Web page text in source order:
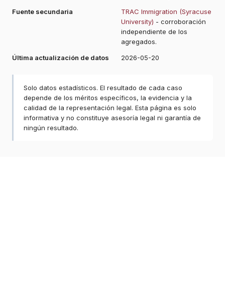
Fuente secundaria
TRAC Immigration (Syracuse
University) - corroboración
independiente de los
agregados.
Última actualización de datos
2026-05-20
Solo datos estadísticos. El resultado de cada caso
depende de los méritos específicos, la evidencia y la
calidad de la representación legal. Esta página es solo
informativa y no constituye asesoría legal ni garantía de
ningún resultado.